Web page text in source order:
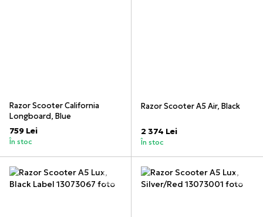
Razor Scooter California
Longboard, Blue
759 Lei
În stoc
Razor Scooter A5 Air, Black
2 374 Lei
În stoc